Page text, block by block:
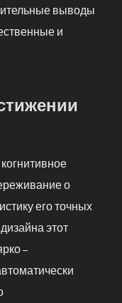
выводы
и
о
его точных
этот
–